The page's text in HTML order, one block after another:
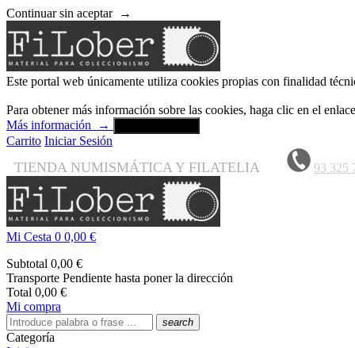
Continuar sin aceptar →
Este portal web únicamente utiliza cookies propias con finalidad
Para obtener más información sobre las cookies, haga clic en el
Más información
→
Carrito Iniciar Sesión
TIENDA NUMISMÁTICA Y FILATELIA 93 325
Mi Cesta 0 0,00 €
Subtotal 0,00 €
Transporte Pendiente hasta poner la dirección
Total 0,00 €
Mi compra
search
Categoría